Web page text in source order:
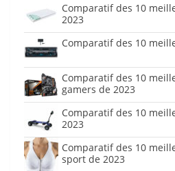
Comparatif des 10
2023
Comparatif des 10
Comparatif des 10
gamers de 2023
Comparatif des 10
2023
Comparatif des 10
sport de 2023